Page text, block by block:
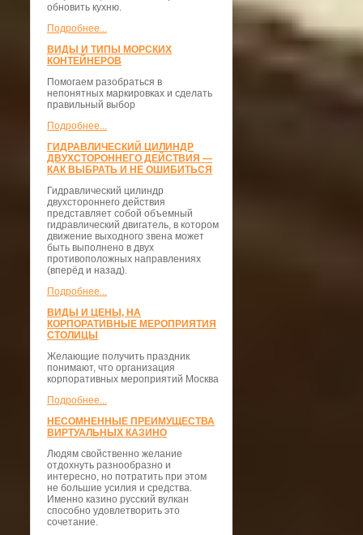
обновить кухню.
Подробнее...
ВИДЫ И ТИПЫ МОРСКИХ
КОНТЕЙНЕРОВ
Помогаем разобраться в
непонятных маркировках и сделать
правильный выбор
Подробнее...
ГИДРАВЛИЧЕСКИЙ ЦИЛИНДР
ДВУХСТОРОННЕГО ДЕЙСТВИЯ —
КАК ВЫБРАТЬ И НЕ ОШИБИТЬСЯ
Гидравлический цилиндр
двухстороннего действия
представляет собой объемный
гидравлический двигатель, в котором
движение выходного звена может
быть выполнено в двух
противоположных направлениях
(вперёд и назад).
Подробнее...
ВИДЫ И ЦЕНЫ, НА
КОРПОРАТИВНЫЕ МЕРОПРИЯТИЯ
СТОЛИЦЫ
Желающие получить праздник
понимают, что организация
корпоративных мероприятий Москва
Подробнее...
НЕСОМНЕННЫЕ ПРЕИМУЩЕСТВА
ВИРТУАЛЬНЫХ КАЗИНО
Людям свойственно желание
отдохнуть разнообразно и
интересно, но потратить при этом
не большие усилия и средства.
Именно казино русский вулкан
способно удовлетворить это
сочетание.